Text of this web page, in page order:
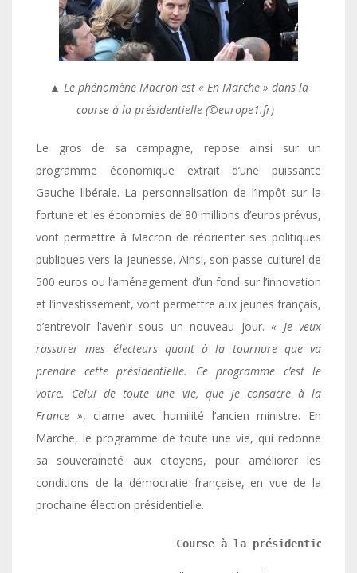
▲ Le phénomène Macron est « En Marche » dans la
course à la présidentielle (©europe1.fr)
Le gros de sa campagne, repose ainsi sur un
programme économique extrait d’une puissante
Gauche libérale. La personnalisation de l’impôt sur la
fortune et les économies de 80 millions d’euros prévus,
vont permettre à Macron de réorienter ses politiques
publiques vers la jeunesse. Ainsi, son passe culturel de
500 euros ou l’aménagement d’un fond sur l’innovation
et l’investissement, vont permettre aux jeunes français,
d’entrevoir l’avenir sous un nouveau jour. « Je veux
rassurer mes électeurs quant à la tournure que va
prendre cette présidentielle. Ce programme c’est le
votre. Celui de toute une vie, que je consacre à la
France », clame avec humilité l’ancien ministre. En
Marche, le programme de toute une vie, qui redonne
sa souveraineté aux citoyens, pour améliorer les
conditions de la démocratie française, en vue de la
prochaine élection présidentielle.
                      Course à la présidentielle